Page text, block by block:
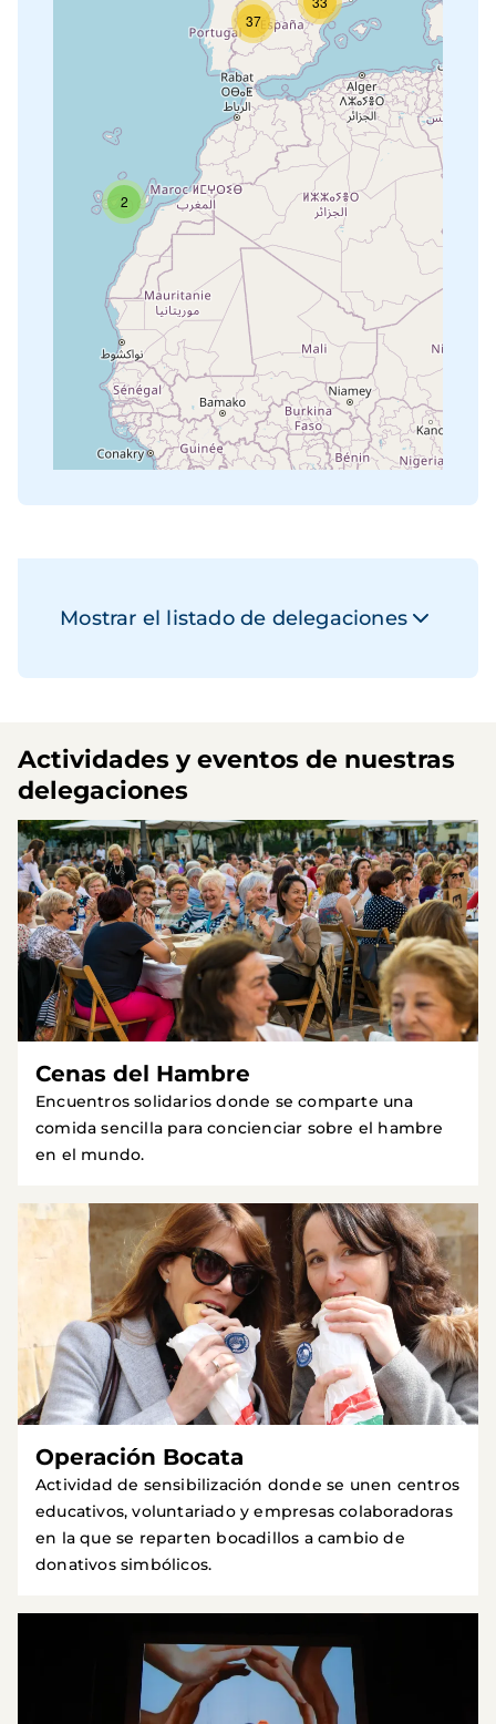
2
37
Mostrar el listado de delegaciones
Actividades y eventos de nuestras
delegaciones
Cenas del Hambre
Encuentros solidarios donde se comparte una
comida sencilla para concienciar sobre el hambre
en el mundo.
Operación Bocata
Actividad de sensibilización donde se unen centros
educativos, voluntariado y empresas colaboradoras
en la que se reparten bocadillos a cambio de
donativos simbólicos.